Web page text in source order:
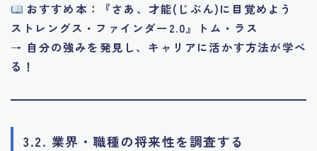
おすすめ本：『さあ、才能(じぶん)に目覚めよう
ストレングス・ファインダー2.0』トム・ラス
→ 自分の強みを発見し、キャリアに活かす方法が学べ
る！
3.2. 業界・職種の将来性を調査する